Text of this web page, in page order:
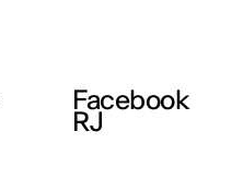
Facebook
RJ